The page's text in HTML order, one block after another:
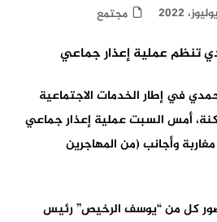
مجتمع
في إطار الخدمات الاجتماعية
أمس السبت عملية إعذار جماعي
وأجانب (من المهاجرين
كل من “يوسف الرخيص” رئيس